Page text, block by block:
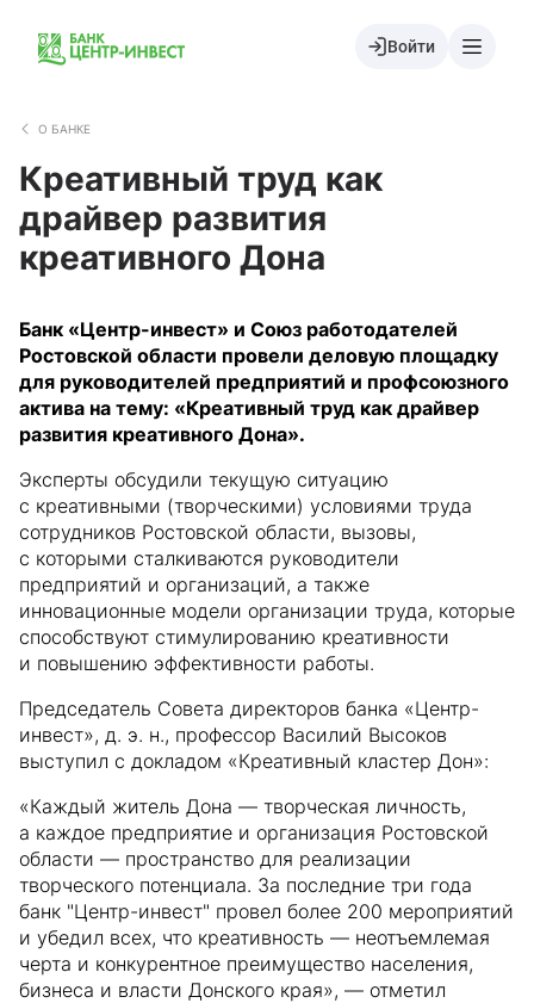
Войти
О БАНКЕ
Креативный труд как
драйвер развития
креативного Дона
Банк «Центр-инвест» и Союз работодателей
Ростовской области провели деловую площадку
для руководителей предприятий и профсоюзного
актива на тему: «Креативный труд как драйвер
развития креативного Дона».
Эксперты обсудили текущую ситуацию
с креативными (творческими) условиями труда
сотрудников Ростовской области, вызовы,
с которыми сталкиваются руководители
предприятий и организаций, а также
инновационные модели организации труда, которые
способствуют стимулированию креативности
и повышению эффективности работы.
Председатель Совета директоров банка «Центр-
инвест», д. э. н., профессор Василий Высоков
выступил с докладом «Креативный кластер Дон»:
«Каждый житель Дона — творческая личность,
а каждое предприятие и организация Ростовской
области — пространство для реализации
творческого потенциала. За последние три года
банк "Центр-инвест" провел более 200 мероприятий
и убедил всех, что креативность — неотъемлемая
черта и конкурентное преимущество населения,
бизнеса и власти Донского края», — отметил